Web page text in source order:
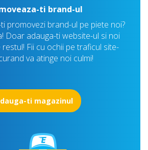
ti brand-ul
promovezi brand-ul pe piete noi?
Doar adauga-ti website-ul si noi
Fii cu ochii pe traficul site-
va atinge noi culmi!
ti magazinul